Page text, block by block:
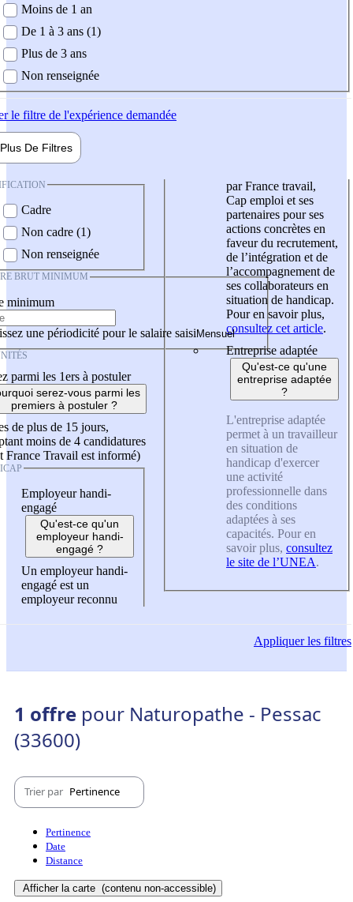
demandée
Moins de 1 an
De 1 à 3 ans (1)
Plus de 3 ans
Non renseignée
le filtre de l'expérience demandée
Plus De Filtres
Cadre
Non cadre (1)
Non renseignée
BRUT MINIMUM
minimum
une périodicité pour le salaire saisi
parmi les 1ers à postuler
serez-vous parmi les
premiers à postuler ?
de plus de 15 jours,
moins de 4 candidatures
France Travail est informé)
Employeur handi-
engagé
Qu'est-ce qu'un
employeur handi-
engagé ?
Un employeur handi-
engagé est un
employeur reconnu
par France travail,
Cap emploi et ses
partenaires pour ses
actions concrètes en
faveur du recrutement,
de l’intégration et de
l’accompagnement de
ses collaborateurs en
situation de handicap.
Pour en savoir plus,
consultez cet article.
Entreprise adaptée
Qu'est-ce qu'une
entreprise adaptée
?
L'entreprise adaptée
permet à un travailleur
en situation de
handicap d'exercer
une activité
professionnelle dans
des conditions
adaptées à ses
capacités. Pour en
savoir plus, consultez
le site de l’UNEA.
Appliquerles filtres
1 offre pour Naturopathe - Pessac
(33600)
Trier par Pertinence
Pertinence
Date
Distance
Afficher la carte (contenu non-accessible)